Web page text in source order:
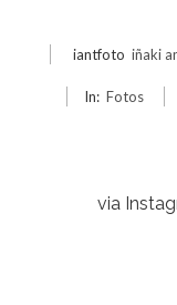
iantfoto iñaki
In: Fotos
via